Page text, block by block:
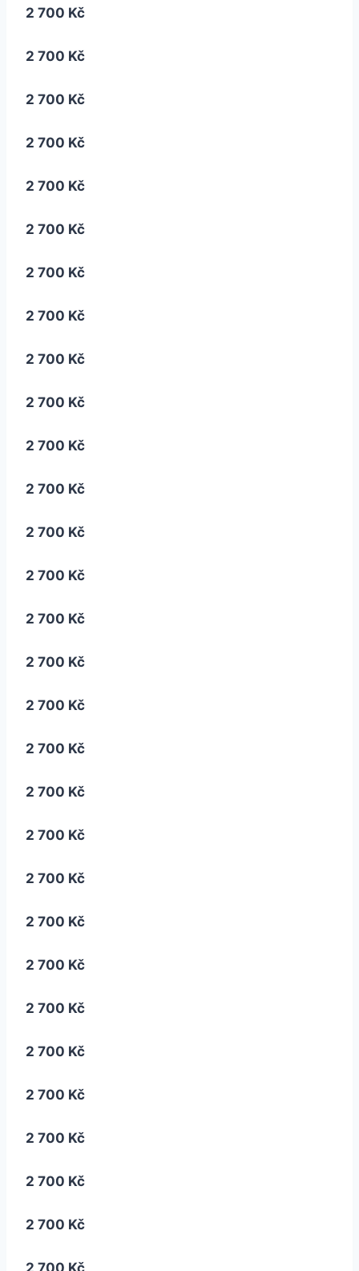
2 700 Kč
2 700 Kč
2 700 Kč
2 700 Kč
2 700 Kč
2 700 Kč
2 700 Kč
2 700 Kč
2 700 Kč
2 700 Kč
2 700 Kč
2 700 Kč
2 700 Kč
2 700 Kč
2 700 Kč
2 700 Kč
2 700 Kč
2 700 Kč
2 700 Kč
2 700 Kč
2 700 Kč
2 700 Kč
2 700 Kč
2 700 Kč
2 700 Kč
2 700 Kč
2 700 Kč
2 700 Kč
2 700 Kč
2 700 Kč